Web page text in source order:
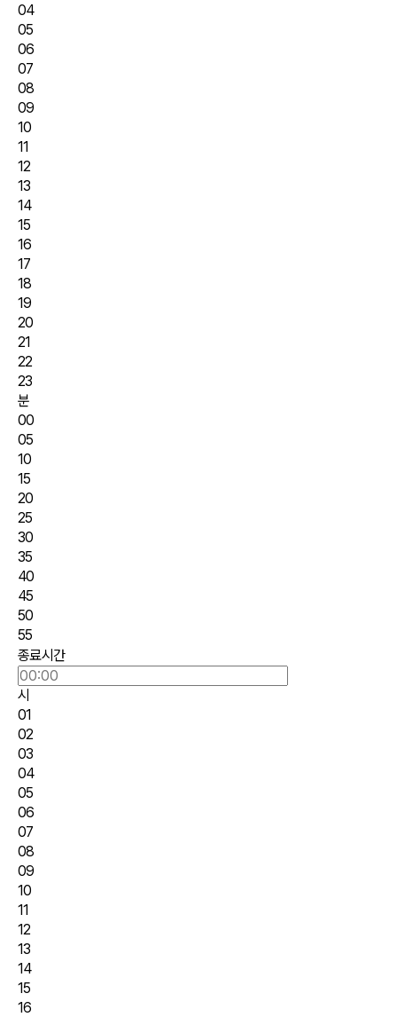
04
05
06
07
08
09
10
11
12
13
14
15
16
17
18
19
20
21
22
23
분
00
05
10
15
20
25
30
35
40
45
50
55
종료시간
시
01
02
03
04
05
06
07
08
09
10
11
12
13
14
15
16